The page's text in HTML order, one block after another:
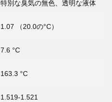
特別な臭気の無色、透明な液体
1.07 （20.0の°C）
7.6 °C
163.3 °C
1.519-1.521